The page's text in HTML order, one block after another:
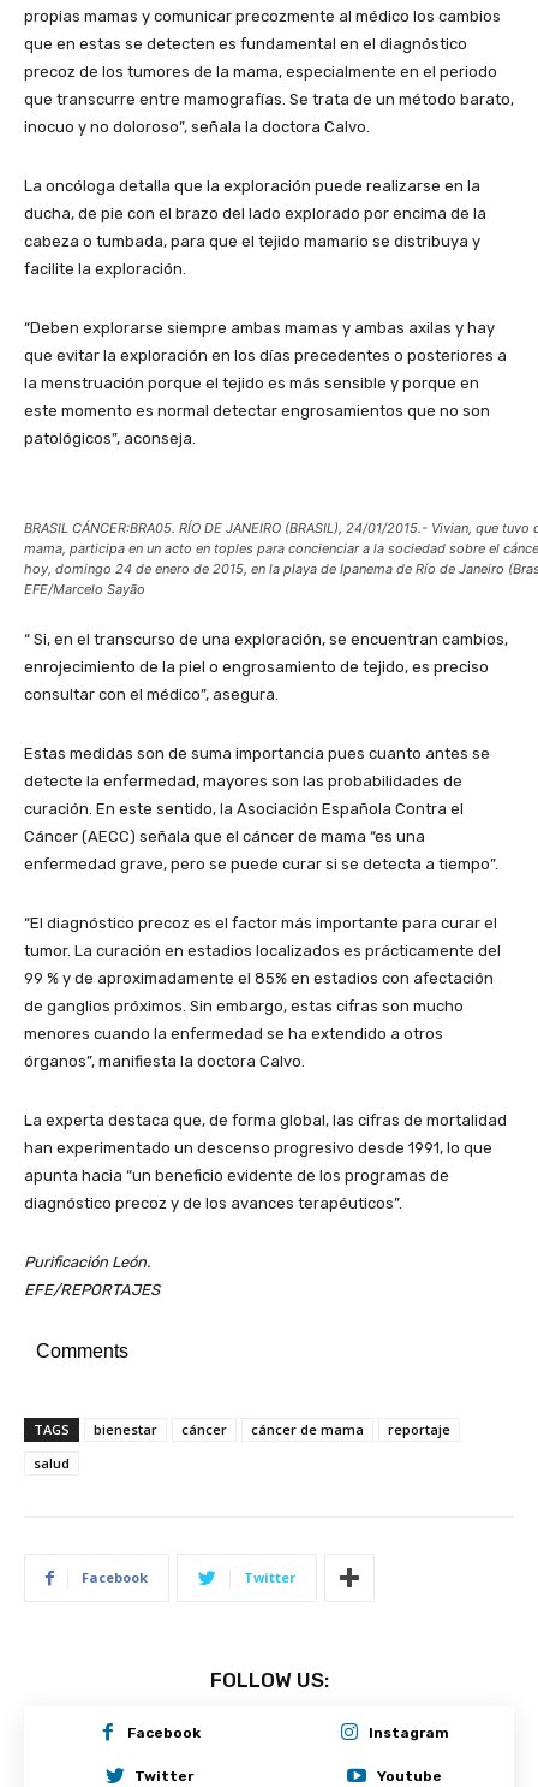
propias mamas y comunicar precozmente al médico los cambios
que en estas se detecten es fundamental en el diagnóstico
precoz de los tumores de la mama, especialmente en el periodo
que transcurre entre mamografías. Se trata de un método barato,
inocuo y no doloroso”, señala la doctora Calvo.
La oncóloga detalla que la exploración puede realizarse en la
ducha, de pie con el brazo del lado explorado por encima de la
cabeza o tumbada, para que el tejido mamario se distribuya y
facilite la exploración.
“Deben explorarse siempre ambas mamas y ambas axilas y hay
que evitar la exploración en los días precedentes o posteriores a
la menstruación porque el tejido es más sensible y porque en
este momento es normal detectar engrosamientos que no son
patológicos”, aconseja.
BRASIL CÁNCER:BRA05. RÍO DE JANEIRO (BRASIL), 24/01/2015.- Vivian, que tuvo
mama, participa en un acto en toples para concienciar a la sociedad sobre el
hoy, domingo 24 de enero de 2015, en la playa de Ipanema de Río de Janeiro
EFE/Marcelo Sayão
“ Si, en el transcurso de una exploración, se encuentran cambios,
enrojecimiento de la piel o engrosamiento de tejido, es preciso
consultar con el médico”, asegura.
Estas medidas son de suma importancia pues cuanto antes se
detecte la enfermedad, mayores son las probabilidades de
curación. En este sentido, la Asociación Española Contra el
Cáncer (AECC) señala que el cáncer de mama “es una
enfermedad grave, pero se puede curar si se detecta a tiempo”.
“El diagnóstico precoz es el factor más importante para curar el
tumor. La curación en estadios localizados es prácticamente del
99 % y de aproximadamente el 85% en estadios con afectación
de ganglios próximos. Sin embargo, estas cifras son mucho
menores cuando la enfermedad se ha extendido a otros
órganos”, manifiesta la doctora Calvo.
La experta destaca que, de forma global, las cifras de mortalidad
han experimentado un descenso progresivo desde 1991, lo que
apunta hacia “un beneficio evidente de los programas de
diagnóstico precoz y de los avances terapéuticos”.
Purificación León.
EFE/REPORTAJES
Comments
TAGS bienestar cáncer cáncer de mama
reportaje
salud
Facebook Twitter
FOLLOW US:
Facebook Instagram
Twitter Youtube